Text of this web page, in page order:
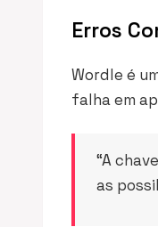
Erros
Wordle é
falha em
“A
as